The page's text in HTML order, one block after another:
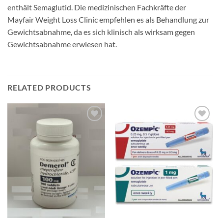
enthält Semaglutid. Die medizinischen Fachkräfte der
Mayfair Weight Loss Clinic empfehlen es als Behandlung zur
Gewichtsabnahme, da es sich klinisch als wirksam gegen
Gewichtsabnahme erwiesen hat.
RELATED PRODUCTS
Add to
wishlist